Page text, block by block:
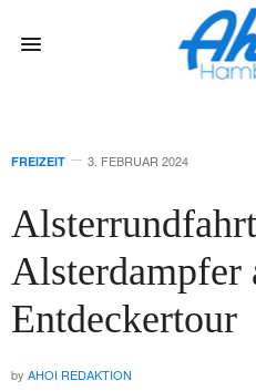
FREIZEIT 3. FEBRUAR 2024
Alsterdampfer
Entdeckertour
by AHOI REDAKTION